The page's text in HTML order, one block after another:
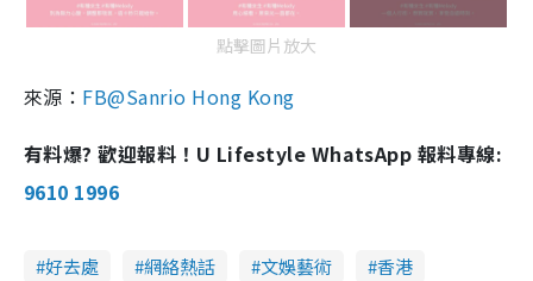
點擊圖片放大
來源： FB@Sanrio Hong Kong
有料爆? 歡迎報料！U Lifestyle WhatsApp 報料專線:
9610 1996
好去處 網絡熱話 文娛藝術
香港